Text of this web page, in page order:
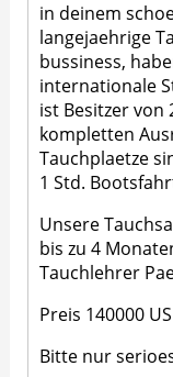
in deinem
langejaehrige
bussiness,
internationale
ist Besitzer von
kompletten
Tauchplaetze
1 Std.
Unsere
bis zu 4
Tauchlehrer
Preis 140000
Bitte nur